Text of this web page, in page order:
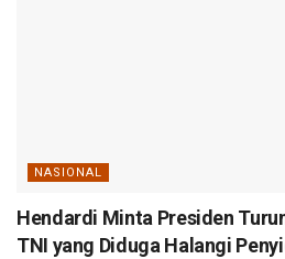
NASIONAL
Hendardi Minta Presiden
TNI yang Diduga Halangi